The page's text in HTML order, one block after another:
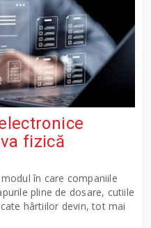
fizică
în care companiile
pline de dosare, cutiile
hârtiilor devin, tot mai